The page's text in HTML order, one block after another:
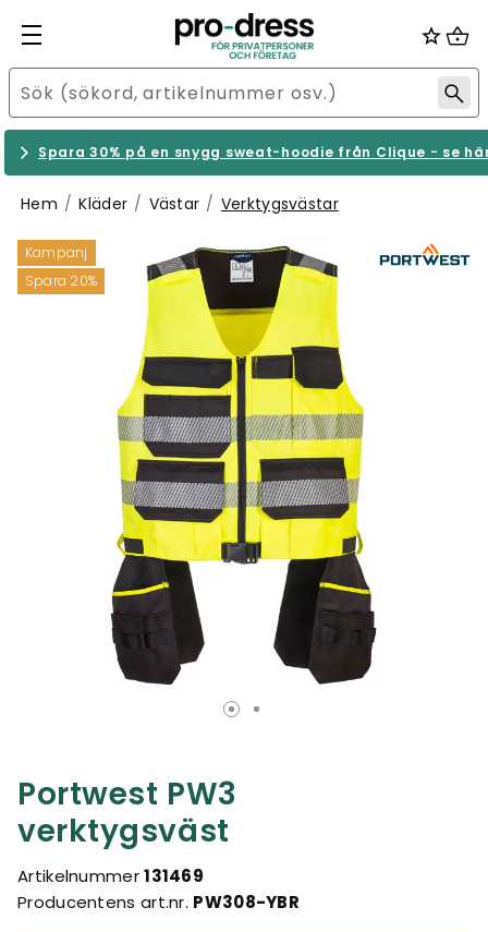
Spara 30% på en snygg sweat-hoodie från Clique - se
Hem Kläder Västar Verktygsvästar
Kampanj
Spara 20%
Portwest PW3
verktygsväst
Artikelnummer131469
Producentens art.nr. PW308-YBR